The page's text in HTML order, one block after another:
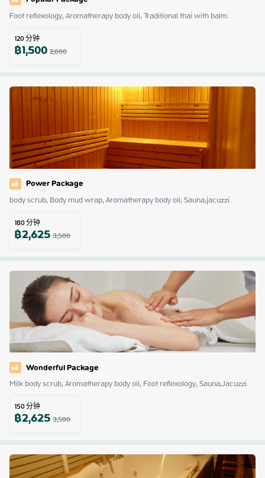
Foot reflexology, Aromatherapy body oil, Traditional thai with balm.
120分钟
฿1,5002,000
Power Package
body scrub, Body mud wrap, Aromatherapy body oil, Sauna,jacuzzi.
180分钟
฿2,6253,500
Wonderful Package
Milk body scrub, Aromatherapy body oil, Foot reflexology, Sauna,Jacuzzi.
150分钟
฿2,6253,500